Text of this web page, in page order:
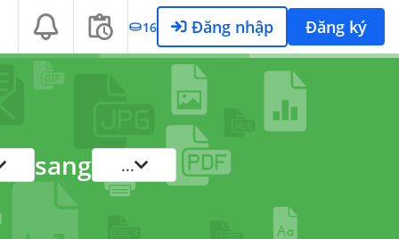
16 Đăng nhập Đăng ký
sang ...